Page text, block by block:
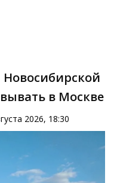
в Москве
2026, 18:30